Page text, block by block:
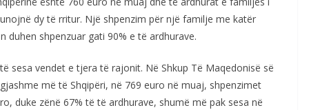
dy të rritur. Një shpenzim për një familje me katër
shpenzuar gati 90% e të ardhurave.
sesa vendet e tjera të rajonit. Në Shkup Të Maqedonisë së
më të Shqipëri, në 769 euro në muaj, shpenzimet
duke zënë 67% të të ardhurave, shumë më pak sesa në